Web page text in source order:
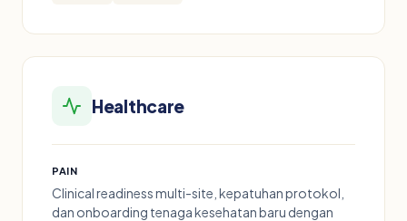
Healthcare
PAIN
Clinical readiness multi-site, kepatuhan protokol,
dan onboarding tenaga kesehatan baru dengan